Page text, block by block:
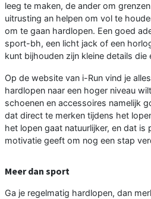
leeg te maken, de ander om
uitrusting an helpen om vol te
om te gaan hardlopen. Een goed
sport-bh, een licht jack of een
kunt bijhouden zijn kleine details
Op de website van i-Run vind je
hardlopen naar een hoger niveau
schoenen en accessoires namelijk
dat direct te merken tijdens het
het lopen gaat natuurlijker, en dat
motivatie geeft om nog een stap
Meer dan sport
Ga je regelmatig hardlopen, dan